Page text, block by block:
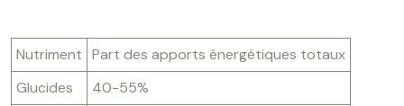
Nutriment Part des apports énergétiques totaux
Glucides
40-55%